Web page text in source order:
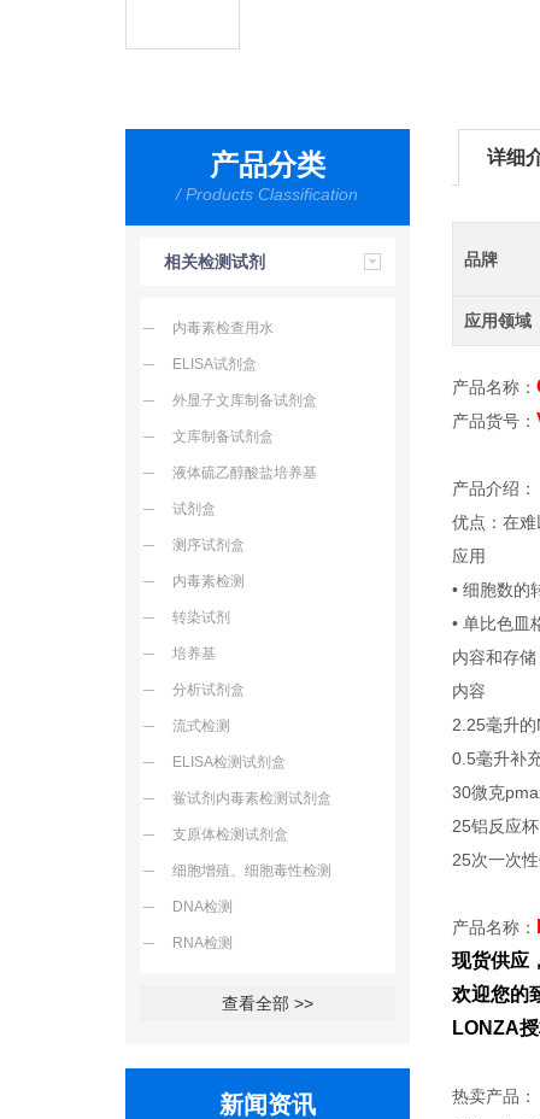
产品分类
/ Products Classification
相关检测试剂
内毒素检查用水
ELISA试剂盒
外显子文库制备试剂盒
文库制备试剂盒
液体硫乙醇酸盐培养基
试剂盒
测序试剂盒
内毒素检测
转染试剂
培养基
分析试剂盒
流式检测
ELISA检测试剂盒
鲎试剂内毒素检测试剂盒
支原体检测试剂盒
细胞增殖、细胞毒性检测
DNA检测
RNA检测
查看全部 >>
新闻资讯
详细
品牌
应用领域
产品名称：
产品货号：
产品介绍：
优点：在
应用
• 细胞数的
• 单比色皿
内容和存储
内容
2.25毫升
0.5毫升补
30微克
25铝反应
25次一次
产品名称：
现货供应
欢迎您
LONZA
热卖产品：